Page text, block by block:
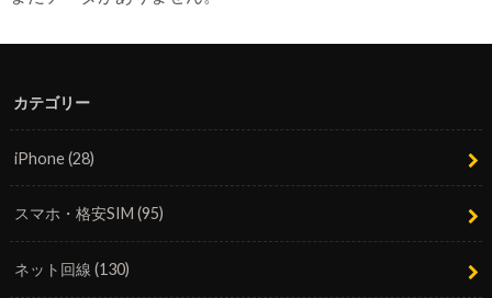
カテゴリー
iPhone(28)
スマホ・格安SIM(95)
ネット回線(130)